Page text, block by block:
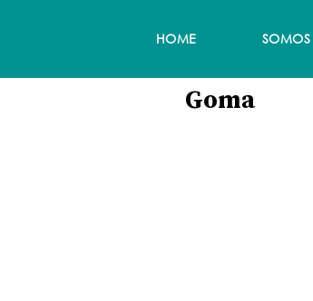
HOME SOMOS
Goma